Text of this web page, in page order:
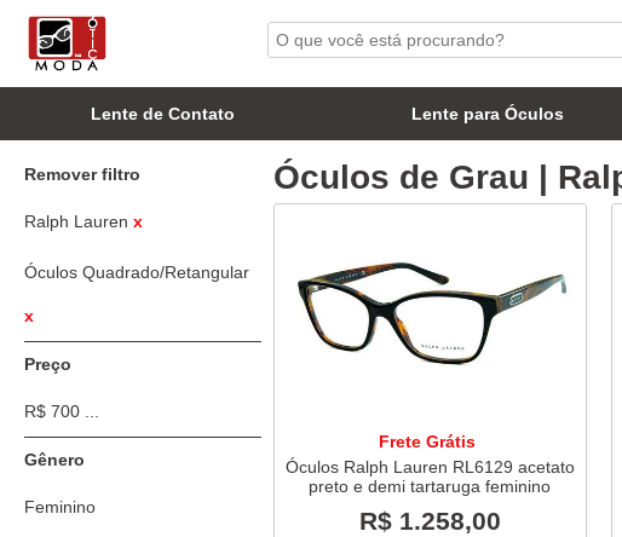
Lente de Contato Lente para Óculos
Remover filtro
Ralph Lauren x
Óculos Quadrado/Retangular
x
Preço
R$ 700 ...
Gênero
Feminino
Óculos de Grau |
Frete Grátis
Óculos Ralph Lauren RL6129 acetato
preto e demi tartaruga feminino
R$ 1.258,00